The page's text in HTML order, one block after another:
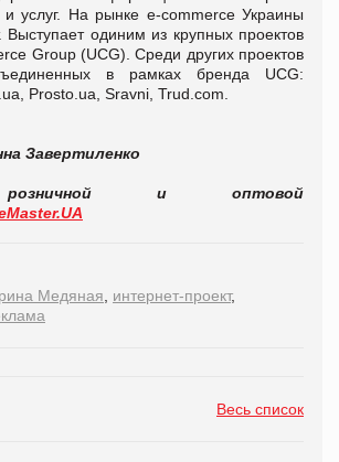
и услуг. На рынке e-commerce Украины
одиним из крупных проектов
Group (UCG). Среди других проектов
в рамках бренда UCG:
Prosto.ua, Sravni, Trud.com.
Завертиленко
и оптовой
Медяная интернет-проект,
Весь список